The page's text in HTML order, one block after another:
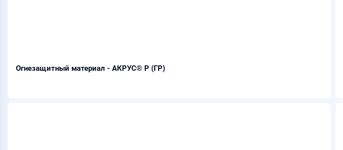
Огнезащитный материал - АКРУС® Р (ГР)